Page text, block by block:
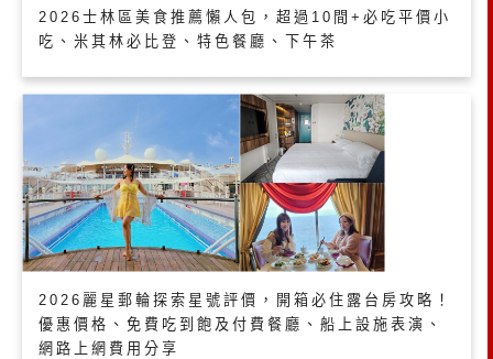
2026士林區美食推薦懶人包，超過10間+必吃平價小
吃、米其林必比登、特色餐廳、下午茶
2026麗星郵輪探索星號評價，開箱必住露台房攻略！
優惠價格、免費吃到飽及付費餐廳、船上設施表演、
網路上網費用分享